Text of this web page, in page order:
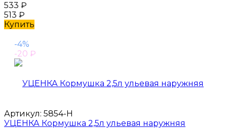
533 ₽
513 ₽
Купить
-4%
-20 ₽
Артикул: 5854-Н
УЦЕНКА Кормушка 2,5л ульевая наружняя